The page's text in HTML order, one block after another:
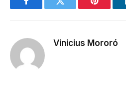
FacebookTwitter Pinterest
Vinicius Mororó